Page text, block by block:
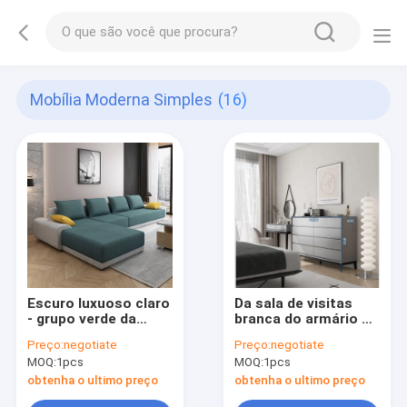
Mobília Moderna Simples (16)
Escuro luxuoso claro
- grupo verde da
mobília de Grey Cloth
Sofa Simple Modern
Preço:negotiate
MOQ:1pcs
obtenha o ultimo preço
Da sala de visitas
branca do armário de
madeira maciça
mobília moderna
simples
Preço:negotiate
MOQ:1pcs
obtenha o ultimo preço